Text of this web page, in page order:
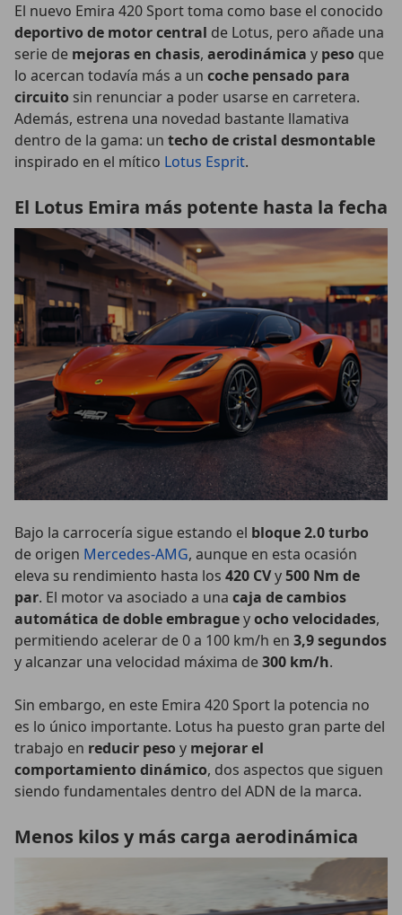
El nuevo Emira 420 Sport toma como base el conocido
deportivo de motor central de Lotus, pero añade una
serie de mejoras en chasis, aerodinámica y peso que
lo acercan todavía más a un coche pensado para
circuito sin renunciar a poder usarse en carretera.
Además, estrena una novedad bastante llamativa
dentro de la gama: un techo de cristal desmontable
inspirado en el mítico Lotus Esprit.
El Lotus Emira más potente hasta la fecha
Bajo la carrocería sigue estando el bloque 2.0 turbo
de origen Mercedes-AMG, aunque en esta ocasión
eleva su rendimiento hasta los 420 CVy500 Nm de
par. El motor va asociado a una caja de cambios
automática de doble embragueyocho velocidades,
permitiendo acelerar de 0 a 100 km/h en 3,9 segundos
y alcanzar una velocidad máxima de300 km/h.
Sin embargo, en este Emira 420 Sport la potencia no
es lo único importante. Lotus ha puesto gran parte del
trabajo en reducir peso y mejorar el
comportamiento dinámico, dos aspectos que siguen
siendo fundamentales dentro del ADN de la marca.
Menos kilos y más carga aerodinámica